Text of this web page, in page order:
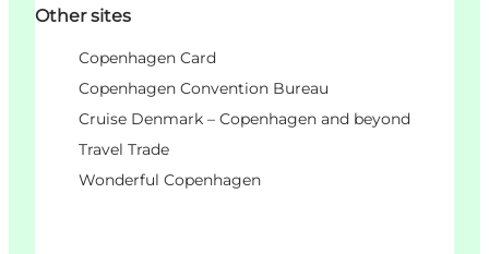
Other sites
Copenhagen Card
Copenhagen Convention Bureau
Cruise Denmark – Copenhagen and beyond
Travel Trade
Wonderful Copenhagen